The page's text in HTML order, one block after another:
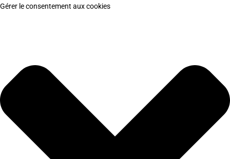
Gérer le consentement aux cookies